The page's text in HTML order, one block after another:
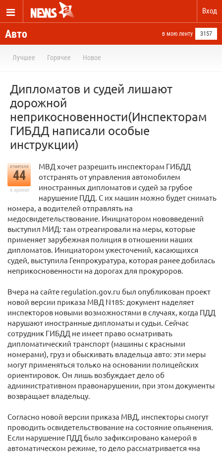
Вход
Авто в мою ленту 3157
Лучшее Горячее Новое
Дипломатов и судей лишают
дорожной
неприкосновенности(Инспекторам
ГИБДД написали особые
инструкции)
отметили
44
в архиве
МВД хочет разрешить инспекторам ГИБДД
отстранять от управления автомобилем
иностранных дипломатов и судей за грубое
нарушение ПДД. С их машин можно будет снимать
номера, а водителей отправлять на
медосвидетельствование. Инициатором нововведений
выступил МИД: там отреагировали на меры, которые
применяет зарубежная полиция в отношении наших
дипломатов. Инициатором ужесточений, касающихся
судей, выступила Генпрокуратура, которая ранее добилась
неприкосновенности на дорогах для прокуроров.
Вчера на сайте regulation.gov.ru был опубликован проект
новой версии приказа МВД N185: документ наделяет
инспекторов новыми возможностями в случаях, когда ПДД
нарушают иностранные дипломаты и судьи. Сейчас
сотрудник ГИБДД не имеет право осматривать
дипломатический транспорт (машины с красными
номерами), груз и обыскивать владельца авто: эти меры
могут применяться только на основании полицейских
ориентировок. Он лишь возбуждает дело об
административном правонарушении, при этом документы
возвращает владельцу.
Согласно новой версии приказа МВД, инспекторы смогут
проводить освидетельствование на состояние опьянения.
Если нарушение ПДД было зафиксировано камерой в
автоматическом режиме, то дело рассматривается «на